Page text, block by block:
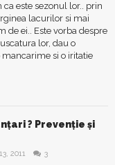
este sezonul lor.. prin
lacurilor si mai
de ei.. Este vorba despre
lor, dau o
si o iritatie
? Prevenție și
2011 3